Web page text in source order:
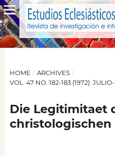
HOME / ARCHIVES /
VOL. 47 NO. 182-183 (1972):
Die Legitimitaet
christologischen